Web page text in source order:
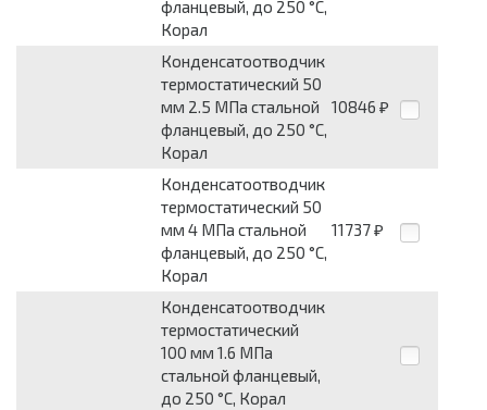
фланцевый, до 250 °С,
Корал
Конденсатоотводчик
термостатический 50
мм 2.5 МПа стальной
фланцевый, до 250 °С,
Корал
10846 ₽
Конденсатоотводчик
термостатический 50
мм 4 МПа стальной
фланцевый, до 250 °С,
Корал
11737 ₽
Конденсатоотводчик
термостатический
100 мм 1.6 МПа
стальной фланцевый,
до 250 °С, Корал